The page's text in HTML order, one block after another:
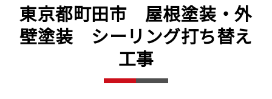
東京都町田市 屋根塗装・外
壁塗装 シーリング打ち替え
工事